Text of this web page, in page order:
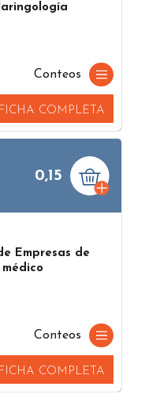
Conteos
COMPLETA
0,15
Empresas de
Conteos
COMPLETA